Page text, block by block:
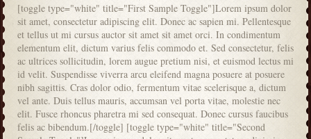
[toggle type="white" title="First Sample Toggle"]Lorem ipsum dolor
sit amet, consectetur adipiscing elit. Donec ac sapien mi. Pellentesque
et tellus ut mi cursus auctor sit amet sit amet orci. In condimentum
elementum elit, dictum varius felis commodo et. Sed consectetur, felis
ac ultrices sollicitudin, lorem augue pretium nisi, et euismod lectus mi
id velit. Suspendisse viverra arcu eleifend magna posuere at posuere
nibh sagittis. Cras dolor odio, fermentum vitae scelerisque a, dictum
vel ante. Duis tellus mauris, accumsan vel porta vitae, molestie nec
elit. Fusce rhoncus pharetra mi sed consequat. Donec cursus faucibus
felis ac bibendum.[/toggle] [toggle type="white" title="Second